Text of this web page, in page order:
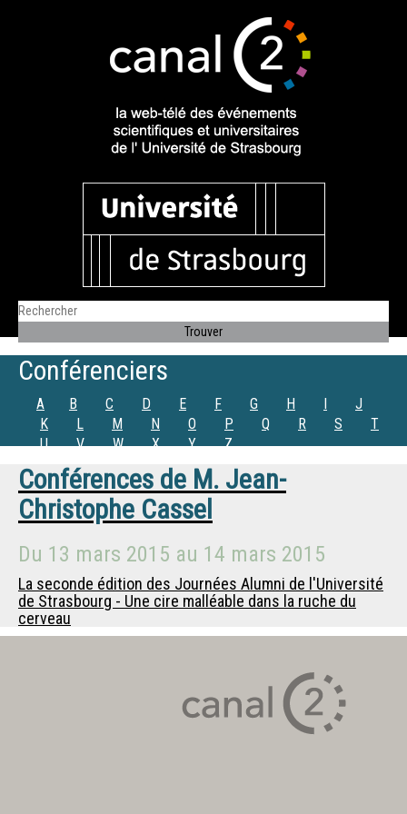
Conférenciers
A B C D E F G H I
J
K
L M N O P Q R S
T
U
V W X Y Z
Conférences de M. Jean-
Christophe Cassel
Du 13 mars 2015 au 14 mars 2015
La seconde édition des Journées Alumni de l'Université
de Strasbourg - Une cire malléable dans la ruche du
cerveau